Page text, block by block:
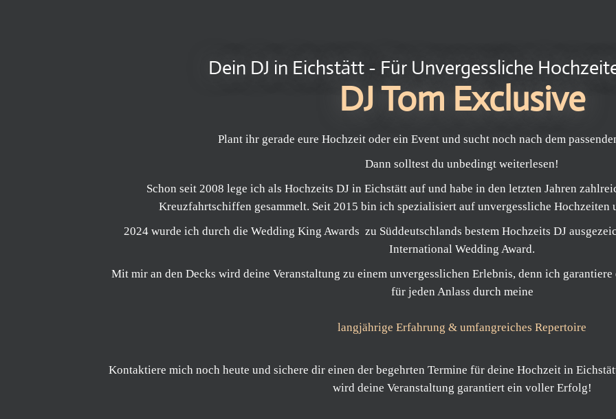
Dein DJ in Eichstätt - Für Unvergessliche
DJ Tom Exclusive
Plant ihr gerade eure Hochzeit oder ein Event und sucht noch nach dem
Dann solltest du unbedingt weiterlesen!
Schon seit 2008 lege ich als Hochzeits DJ in Eichstätt auf und habe in den letzten Jahren
Kreuzfahrtschiffen gesammelt. Seit 2015 bin ich spezialisiert auf unvergessliche Hochzeiten
2024 wurde ich durch die Wedding King Awards zu Süddeutschlands bestem Hochzeits DJ
International Wedding Award.
Mit mir an den Decks wird deine Veranstaltung zu einem unvergesslichen Erlebnis, denn ich
für jeden Anlass durch meine
langjährige Erfahrung & umfangreiches Repertoire
Kontaktiere mich noch heute und sichere dir einen der begehrten Termine für deine Hochzeit in
wird deine Veranstaltung garantiert ein voller Erfolg!